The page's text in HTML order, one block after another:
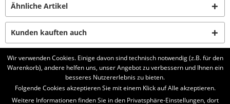
Ähnliche Artikel
Kunden kauften auch
Kunden haben sich ebenfalls angesehen
BELIEBTE SERIEN
Wir verwenden Cookies. Einige davon sind technisch notwendig (z.B. für den
Warenkorb), andere helfen uns, unser Angebot zu verbessern und Ihnen ein
besseres Nutzererlebnis zu bieten.
Folgende Cookies akzeptieren Sie mit einem Klick auf Alle akzeptieren.
Weitere Informationen finden Sie in den Privatsphäre-Einstellungen, dort